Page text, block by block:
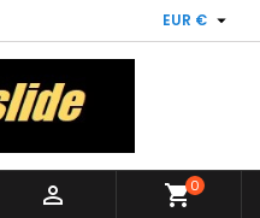
EUR € 
 shopping_cart0
×
×
×
ajouter des produits
Annuler Connexion